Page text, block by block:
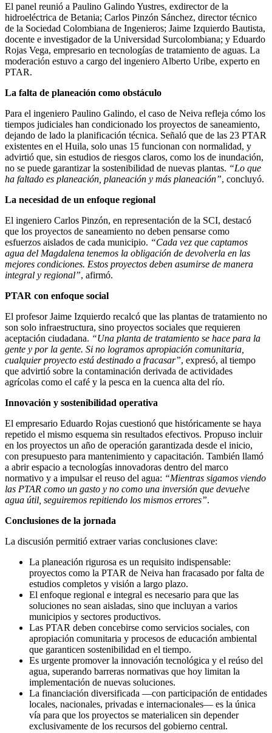
El panel reunió a Paulino Galindo Yustres, exdirector de la
hidroeléctrica de Betania; Carlos Pinzón Sánchez, director técnico
de la Sociedad Colombiana de Ingenieros; Jaime Izquierdo Bautista,
docente e investigador de la Universidad Surcolombiana; y Eduardo
Rojas Vega, empresario en tecnologías de tratamiento de aguas. La
moderación estuvo a cargo del ingeniero Alberto Uribe, experto en
PTAR.
La falta de planeación como obstáculo
Para el ingeniero Paulino Galindo, el caso de Neiva refleja cómo los
tiempos judiciales han condicionado los proyectos de saneamiento,
dejando de lado la planificación técnica. Señaló que de las 23 PTAR
existentes en el Huila, solo unas 15 funcionan con normalidad, y
advirtió que, sin estudios de riesgos claros, como los de inundación,
no se puede garantizar la sostenibilidad de nuevas plantas. “Lo que
ha faltado es planeación, planeación y más planeación”, concluyó.
La necesidad de un enfoque regional
El ingeniero Carlos Pinzón, en representación de la SCI, destacó
que los proyectos de saneamiento no deben pensarse como
esfuerzos aislados de cada municipio. “Cada vez que captamos
agua del Magdalena tenemos la obligación de devolverla en las
mejores condiciones. Estos proyectos deben asumirse de manera
integral y regional”, afirmó.
PTAR con enfoque social
El profesor Jaime Izquierdo recalcó que las plantas de tratamiento no
son solo infraestructura, sino proyectos sociales que requieren
aceptación ciudadana. “Una planta de tratamiento se hace para la
gente y por la gente. Si no logramos apropiación comunitaria,
cualquier proyecto está destinado a fracasar”, expresó, al tiempo
que advirtió sobre la contaminación derivada de actividades
agrícolas como el café y la pesca en la cuenca alta del río.
Innovación y sostenibilidad operativa
El empresario Eduardo Rojas cuestionó que históricamente se haya
repetido el mismo esquema sin resultados efectivos. Propuso incluir
en los proyectos un año de operación garantizada desde el inicio,
con presupuesto para mantenimiento y capacitación. También llamó
a abrir espacio a tecnologías innovadoras dentro del marco
normativo y a impulsar el reuso del agua: “Mientras sigamos viendo
las PTAR como un gasto y no como una inversión que devuelve
agua útil, seguiremos repitiendo los mismos errores”.
Conclusiones de la jornada
La discusión permitió extraer varias conclusiones clave:
La planeación rigurosa es un requisito indispensable:
proyectos como la PTAR de Neiva han fracasado por falta de
estudios completos y visión a largo plazo.
El enfoque regional e integral es necesario para que las
soluciones no sean aisladas, sino que incluyan a varios
municipios y sectores productivos.
Las PTAR deben concebirse como servicios sociales, con
apropiación comunitaria y procesos de educación ambiental
que garanticen sostenibilidad en el tiempo.
Es urgente promover la innovación tecnológica y el reúso del
agua, superando barreras normativas que hoy limitan la
implementación de nuevas soluciones.
La financiación diversificada —con participación de entidades
locales, nacionales, privadas e internacionales— es la única
vía para que los proyectos se materialicen sin depender
exclusivamente de los recursos del gobierno central.